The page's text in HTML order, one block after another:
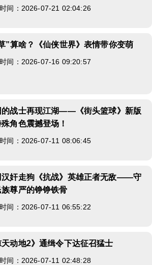
间：2026-07-21 02:04:26
”算啥？《仙侠世界》表情带你变萌
间：2026-07-16 09:20:57
的战士再现江湖——《街头篮球》新版
角色震撼登场！
间：2026-07-11 08:06:45
汉奸走狗《抗战》英雄正者无敌——守
尊严的铮铮铁骨
间：2026-07-11 06:55:22
天动地2》通缉令下达征召猛士
间：2026-07-11 02:48:28